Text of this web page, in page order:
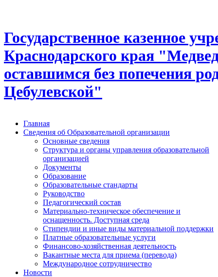
Государственное казенное
Краснодарского края
оставшимся без попечения
Цебулевской"
Главная
Сведения об Образовательной организации
Основные сведения
Структура и органы управления образовательной
организацией
Документы
Образование
Образовательные стандарты
Руководство
Педагогический состав
Материально-техническое обеспечение и
оснащенность. Доступная среда
Стипендии и иные виды материальной поддержки
Платные образовательные услуги
Финансово-хозяйственная деятельность
Вакантные места для приема (перевода)
Международное сотрудничество
Новости